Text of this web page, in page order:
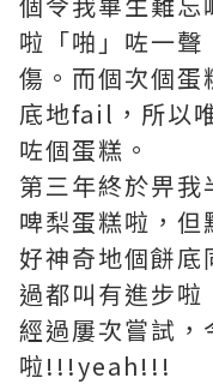
啦「啪」咗一
傷。而個次個蛋
底地fail，所以
咗個蛋糕。
第三年終於畀
啤梨蛋糕啦，但
好神奇地個餅底
過都叫有進步啦
經過屢次嘗試，
啦!!!yeah!!!